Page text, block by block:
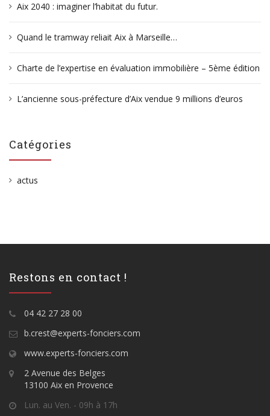
Aix 2040 : imaginer l’habitat du futur.
Quand le tramway reliait Aix à Marseille…
Charte de l’expertise en évaluation immobilière – 5ème édition
L’ancienne sous-préfecture d’Aix vendue 9 millions d’euros
Catégories
actus
Restons en contact !
04 42 27 28 00
b.crest@experts-fonciers.com
www.experts-fonciers.com
2 Avenue des Belges
13100 Aix en Provence
Lun. au Ven. - 09h à 17h